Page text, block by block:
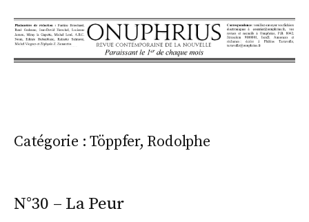
k
i
p
o
e
n
Catégorie : Töppfer, Rodolphe
N°30 – La Peur